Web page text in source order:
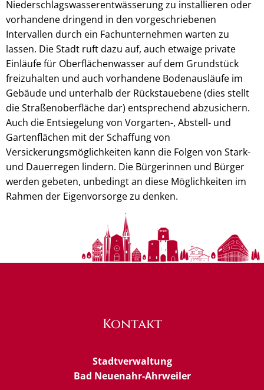
Niederschlagswasserentwässerung zu installieren oder
vorhandene dringend in den vorgeschriebenen
Intervallen durch ein Fachunternehmen warten zu
lassen. Die Stadt ruft dazu auf, auch etwaige private
Einläufe für Oberflächenwasser auf dem Grundstück
freizuhalten und auch vorhandene Bodenausläufe im
Gebäude und unterhalb der Rückstauebene (dies stellt
die Straßenoberfläche dar) entsprechend abzusichern.
Auch die Entsiegelung von Vorgarten-, Abstell- und
Gartenflächen mit der Schaffung von
Versickerungsmöglichkeiten kann die Folgen von Stark-
und Dauerregen lindern. Die Bürgerinnen und Bürger
werden gebeten, unbedingt an diese Möglichkeiten im
Rahmen der Eigenvorsorge zu denken.
Kontakt
Stadtverwaltung
Bad Neuenahr-Ahrweiler